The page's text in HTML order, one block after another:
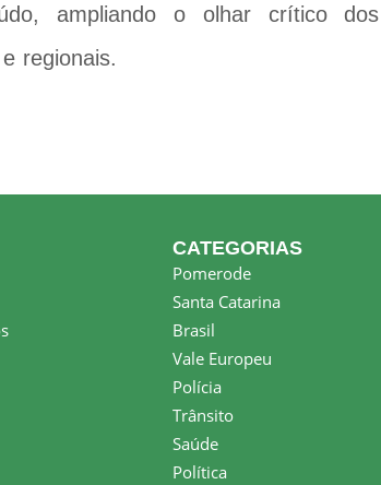
ampliando o olhar crítico dos
regionais.
CATEGORIAS
Pomerode
Santa Catarina
Brasil
Vale Europeu
Polícia
Trânsito
Saúde
Política